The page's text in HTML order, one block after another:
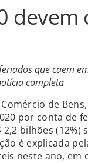
devem
que caem
completa
de
por conta de
2,2 bilhões (12%)
é explicada
neste ano, em